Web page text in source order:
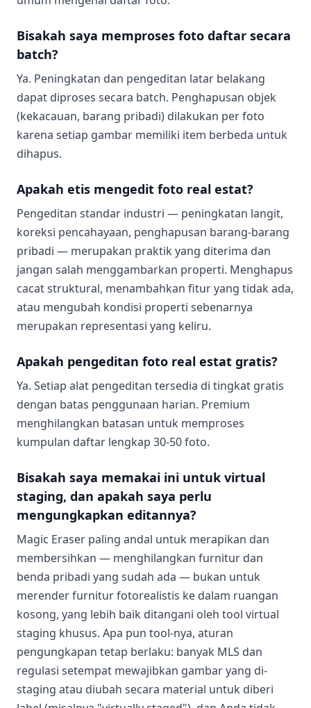
Bisakah saya memproses foto daftar secara
batch?
Ya. Peningkatan dan pengeditan latar belakang
dapat diproses secara batch. Penghapusan objek
(kekacauan, barang pribadi) dilakukan per foto
karena setiap gambar memiliki item berbeda untuk
dihapus.
Apakah etis mengedit foto real estat?
Pengeditan standar industri — peningkatan langit,
koreksi pencahayaan, penghapusan barang-barang
pribadi — merupakan praktik yang diterima dan
jangan salah menggambarkan properti. Menghapus
cacat struktural, menambahkan fitur yang tidak ada,
atau mengubah kondisi properti sebenarnya
merupakan representasi yang keliru.
Apakah pengeditan foto real estat gratis?
Ya. Setiap alat pengeditan tersedia di tingkat gratis
dengan batas penggunaan harian. Premium
menghilangkan batasan untuk memproses
kumpulan daftar lengkap 30-50 foto.
Bisakah saya memakai ini untuk virtual
staging, dan apakah saya perlu
mengungkapkan editannya?
Magic Eraser paling andal untuk merapikan dan
membersihkan — menghilangkan furnitur dan
benda pribadi yang sudah ada — bukan untuk
merender furnitur fotorealistis ke dalam ruangan
kosong, yang lebih baik ditangani oleh tool virtual
staging khusus. Apa pun tool-nya, aturan
pengungkapan tetap berlaku: banyak MLS dan
regulasi setempat mewajibkan gambar yang di-
staging atau diubah secara material untuk diberi